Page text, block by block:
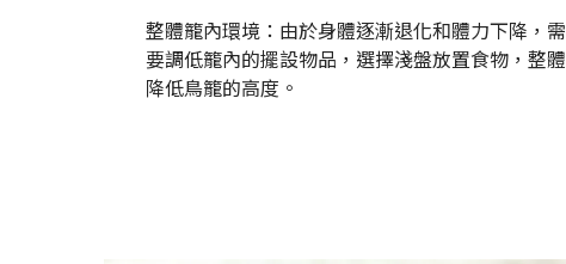
整體籠內環境：由於身體逐漸退化和體力下降，需
要調低籠內的擺設物品，選擇淺盤放置食物，整體
降低鳥籠的高度。